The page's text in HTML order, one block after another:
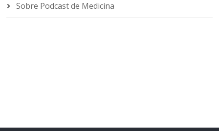
Sobre Podcast de Medicina